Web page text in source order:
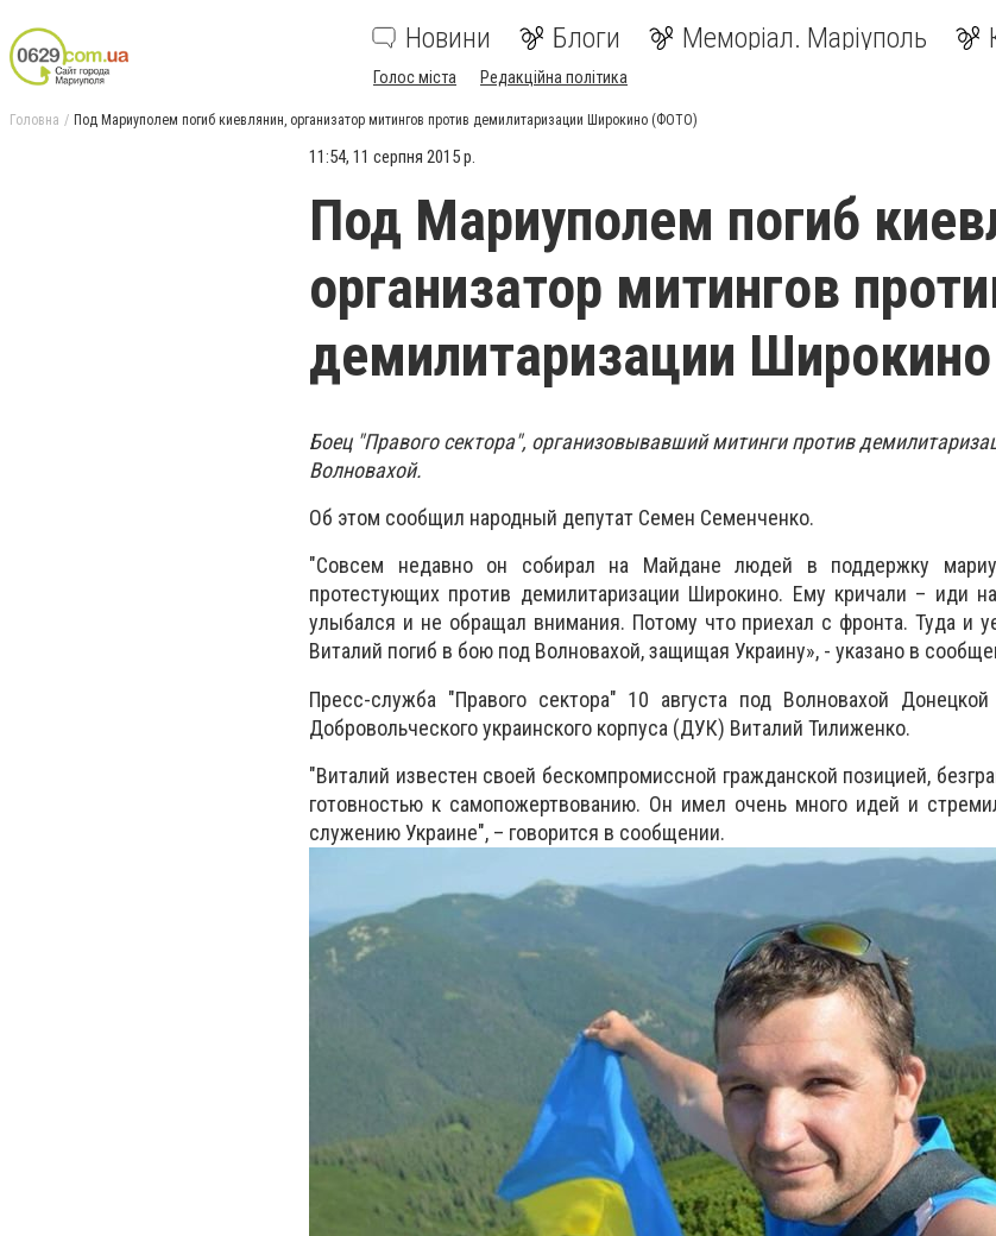
Новини Блоги Меморіал. Маріуполь
Голос міста Редакційна політика
Головна Под Мариуполем погиб киевлянин, организатор митингов против демилитаризации Широкино (ФОТО)
11:54, 11 серпня 2015 р.
Под Мариуполем погиб
организатор митингов
демилитаризации
Боец "Правого сектора", организовывавший митинги против
Волновахой.
Об этом сообщил народный депутат Семен Семенченко.
"Совсем недавно он собирал на Майдане людей в поддержку
протестующих против демилитаризации Широкино. Ему кричали – иди
улыбался и не обращал внимания. Потому что приехал с фронта. Туда и
Виталий погиб в бою под Волновахой, защищая Украину», - указано в
Пресс-служба "Правого сектора" 10 августа под Волновахой
Добровольческого украинского корпуса (ДУК) Виталий Тилиженко.
"Виталий известен своей бескомпромиссной гражданской позицией,
готовностью к самопожертвованию. Он имел очень много идей и
служению Украине", – говорится в сообщении.